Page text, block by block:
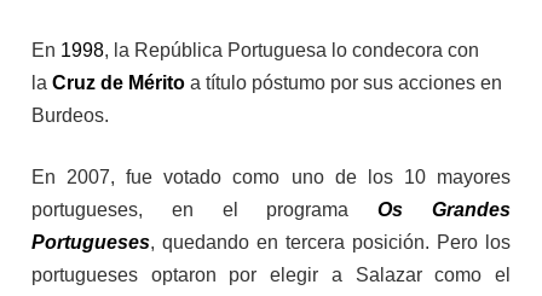
En 1998, la República Portuguesa lo condecora con
la Cruz de Mérito a título póstumo por sus acciones en
Burdeos.
En 2007, fue votado como uno de los 10 mayores
portugueses, en el programaOs Grandes
Portugueses, quedando en tercera posición. Pero los
portugueses optaron por elegir a Salazar como el